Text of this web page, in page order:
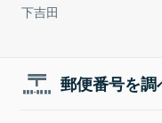
下吉田
郵便番号を調